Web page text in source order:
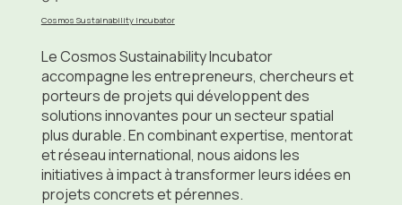
Cosmos Sustainability Incubator
Le Cosmos Sustainability Incubator
accompagne les entrepreneurs, chercheurs et
porteurs de projets qui développent des
solutions innovantes pour un secteur spatial
plus durable. En combinant expertise, mentorat
et réseau international, nous aidons les
initiatives à impact à transformer leurs idées en
projets concrets et pérennes.